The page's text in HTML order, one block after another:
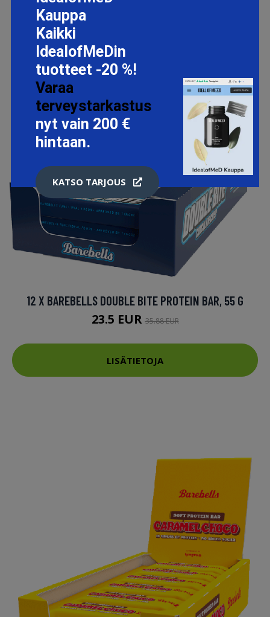
12 X BAREBELLS DOUBLE BITE PROTEIN BAR, 55 G
23.5 EUR35.88 EUR
LISÄTIETOJA
Kauppa
Kaikki
IdealofMeDin
tuotteet -20 %!
Varaa
terveystarkastus
nyt vain 200 €
hintaan.
KATSO TARJOUS